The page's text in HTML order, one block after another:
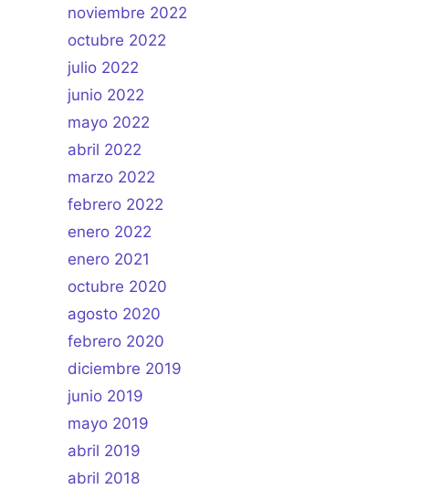
noviembre 2022
octubre 2022
julio 2022
junio 2022
mayo 2022
abril 2022
marzo 2022
febrero 2022
enero 2022
enero 2021
octubre 2020
agosto 2020
febrero 2020
diciembre 2019
junio 2019
mayo 2019
abril 2019
abril 2018